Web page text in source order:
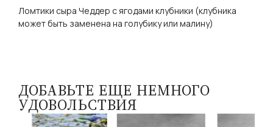
Ломтики сыра Чеддер с ягодами клубники (клубника
может быть заменена на голубику или малину)
ДОБАВЬТЕ ЕЩЕ НЕМНОГО
УДОВОЛЬСТВИЯ